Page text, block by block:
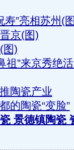
寿”亮相苏州(
京(图)
图)
祖”来京秀绝
陶瓷产业
的陶瓷“变脸”
景德镇陶瓷